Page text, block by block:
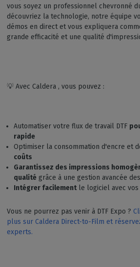
vous soyez un professionnel chevronné
découvriez la technologie, notre équipe
démos en direct et vous expliquera
grande efficacité et une qualité
💡 Avec Caldera , vous pouvez :
Automatiser votre flux de travail DTF
rapide
Optimiser la consommation d'encre et
coûts
Garantissez des impressions
qualité grâce à une gestion avancée
Intégrer facilementle logiciel avec vos
Vous ne pourrez pas venir à DTF Expo ?
plus sur Caldera Direct-to-Film et
experts.